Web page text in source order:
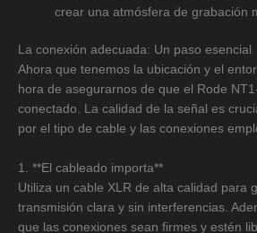
crear una atmósfera de grabación
La conexión adecuada: Un paso esencial
Ahora que tenemos la ubicación y el
hora de asegurarnos de que el Rode
conectado. La calidad de la señal es
por el tipo de cable y las conexiones
1. **El cableado importa**
Utiliza un cable XLR de alta calidad para
transmisión clara y sin interferencias.
que las conexiones sean firmes y estén